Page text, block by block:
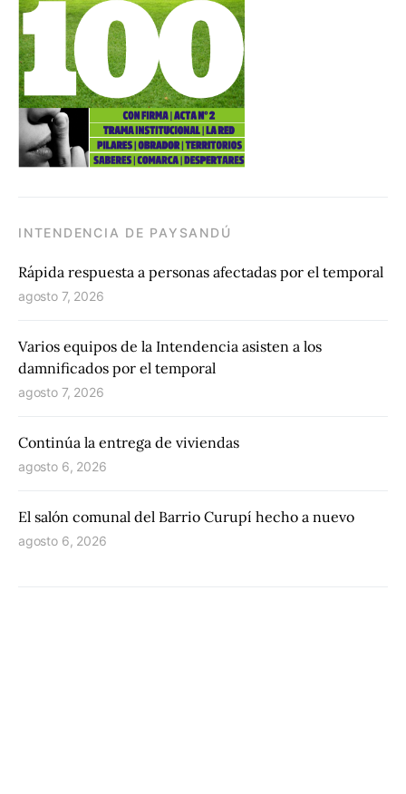
INTENDENCIA DE PAYSANDÚ
Rápida respuesta a personas afectadas por el temporal
agosto 7, 2026
Varios equipos de la Intendencia asisten a los
damnificados por el temporal
agosto 7, 2026
Continúa la entrega de viviendas
agosto 6, 2026
El salón comunal del Barrio Curupí hecho a nuevo
agosto 6, 2026